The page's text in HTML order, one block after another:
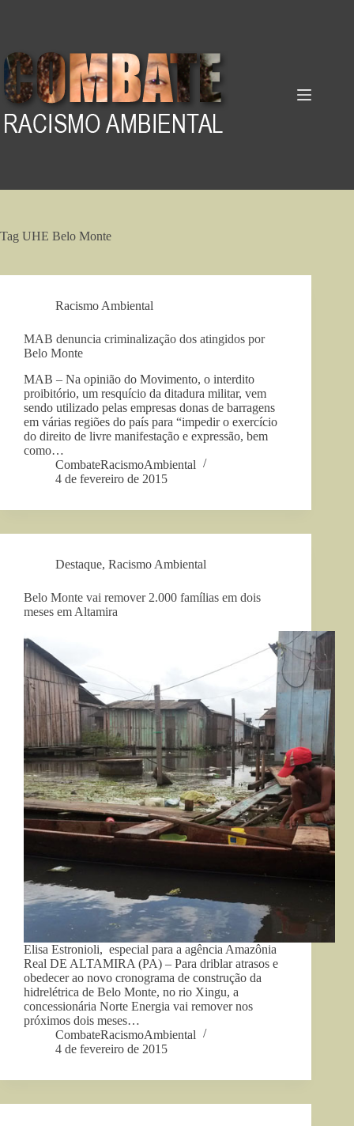
Tag UHE Belo Monte
Racismo Ambiental
MAB denuncia criminalização dos atingidos por
Belo Monte
MAB – Na opinião do Movimento, o interdito
proibitório, um resquício da ditadura militar, vem
sendo utilizado pelas empresas donas de barragens
em várias regiões do país para “impedir o exercício
do direito de livre manifestação e expressão, bem
como…
CombateRacismoAmbiental
4 de fevereiro de 2015
Destaque, Racismo Ambiental
Belo Monte vai remover 2.000 famílias em dois
meses em Altamira
Elisa Estronioli, especial para a agência Amazônia
Real DE ALTAMIRA (PA) – Para driblar atrasos e
obedecer ao novo cronograma de construção da
hidrelétrica de Belo Monte, no rio Xingu, a
concessionária Norte Energia vai remover nos
próximos dois meses…
CombateRacismoAmbiental
4 de fevereiro de 2015